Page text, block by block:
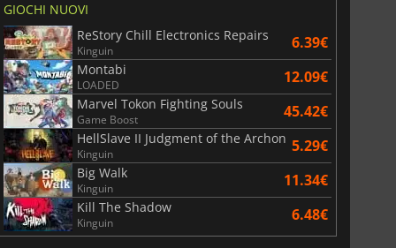
GIOCHI NUOVI
ReStory Chill Electronics Repairs
Kinguin 6.39€
Montabi
LOADED 12.09€
Marvel Tokon Fighting Souls
Game Boost 45.42€
HellSlave II Judgment of the Archon
Kinguin 5.29€
Big Walk
Kinguin 11.34€
Kill The Shadow
Kinguin 6.48€